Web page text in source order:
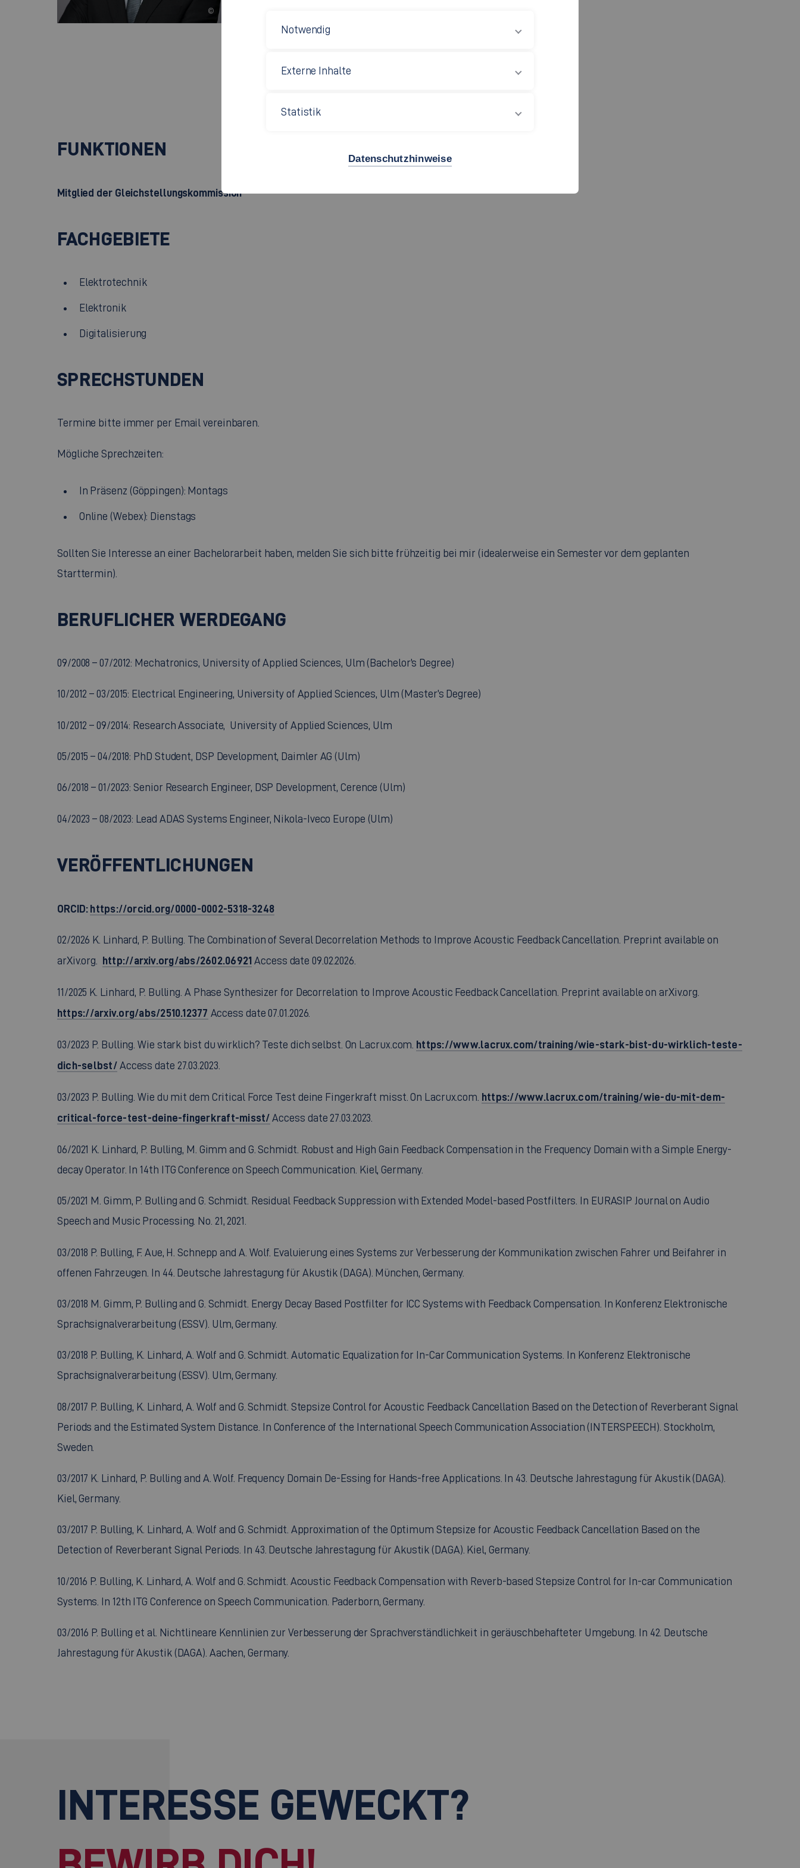
©
+49 7161 679-1247
FUNKTIONEN
Mitglied der Gleichstellungskommission
FACHGEBIETE
Elektrotechnik
Elektronik
Digitalisierung
SPRECHSTUNDEN
Termine bitte immer per Email vereinbaren.
Mögliche Sprechzeiten:
In Präsenz (Göppingen): Montags
Online (Webex): Dienstags
Sollten Sie Interesse an einer Bachelorarbeit haben, melden Sie sich bitte frühzeitig bei mir (idealerweise ein Semester vor dem geplanten
Starttermin).
BERUFLICHER WERDEGANG
09/2008 – 07/2012: Mechatronics, University of Applied Sciences, Ulm (Bachelor’s Degree)
10/2012 – 03/2015: Electrical Engineering, University of Applied Sciences, Ulm (Master’s Degree)
10/2012 – 09/2014: Research Associate, University of Applied Sciences, Ulm
05/2015 – 04/2018: PhD Student, DSP Development, Daimler AG (Ulm)
06/2018 – 01/2023: Senior Research Engineer, DSP Development, Cerence (Ulm)
04/2023 – 08/2023: Lead ADAS Systems Engineer, Nikola-Iveco Europe (Ulm)
VERÖFFENTLICHUNGEN
ORCID: https://orcid.org/0000-0002-5318-3248
02/2026 K. Linhard, P. Bulling. The Combination of Several Decorrelation Methods to Improve Acoustic Feedback Cancellation. Preprint available on
arXiv.org. http://arxiv.org/abs/2602.06921 Access date 09.02.2026.
11/2025 K. Linhard, P. Bulling. A Phase Synthesizer for Decorrelation to Improve Acoustic Feedback Cancellation. Preprint available on arXiv.org.
https://arxiv.org/abs/2510.12377 Access date 07.01.2026.
03/2023 P. Bulling. Wie stark bist du wirklich? Teste dich selbst. On Lacrux.com. https://www.lacrux.com/training/wie-stark-bist-du-wirklich-teste-
dich-selbst/Access date 27.03.2023.
03/2023 P. Bulling. Wie du mit dem Critical Force Test deine Fingerkraft misst. On Lacrux.com. https://www.lacrux.com/training/wie-du-mit-dem-
critical-force-test-deine-fingerkraft-misst/ Access date 27.03.2023.
06/2021 K. Linhard, P. Bulling, M. Gimm and G. Schmidt. Robust and High Gain Feedback Compensation in the Frequency Domain with a Simple Energy-
decay Operator. In 14th ITG Conference on Speech Communication. Kiel, Germany.
05/2021 M. Gimm, P. Bulling and G. Schmidt. Residual Feedback Suppression with Extended Model-based Postfilters. In EURASIP Journal on Audio
Speech and Music Processing. No. 21, 2021.
03/2018 P. Bulling, F. Aue, H. Schnepp and A. Wolf. Evaluierung eines Systems zur Verbesserung der Kommunikation zwischen Fahrer und Beifahrer in
offenen Fahrzeugen. In 44. Deutsche Jahrestagung für Akustik (DAGA). München, Germany.
03/2018 M. Gimm, P. Bulling and G. Schmidt. Energy Decay Based Postfilter for ICC Systems with Feedback Compensation. In Konferenz Elektronische
Sprachsignalverarbeitung (ESSV). Ulm, Germany.
03/2018 P. Bulling, K. Linhard, A. Wolf and G. Schmidt. Automatic Equalization for In-Car Communication Systems. In Konferenz Elektronische
Sprachsignalverarbeitung (ESSV). Ulm, Germany.
08/2017 P. Bulling, K. Linhard, A. Wolf and G. Schmidt. Stepsize Control for Acoustic Feedback Cancellation Based on the Detection of Reverberant Signal
Periods and the Estimated System Distance. In Conference of the International Speech Communication Association (INTERSPEECH). Stockholm,
Sweden.
03/2017 K. Linhard, P. Bulling and A. Wolf. Frequency Domain De-Essing for Hands-free Applications. In 43. Deutsche Jahrestagung für Akustik (DAGA).
Kiel, Germany.
03/2017 P. Bulling, K. Linhard, A. Wolf and G. Schmidt. Approximation of the Optimum Stepsize for Acoustic Feedback Cancellation Based on the
Detection of Reverberant Signal Periods. In 43. Deutsche Jahrestagung für Akustik (DAGA). Kiel, Germany.
10/2016 P. Bulling, K. Linhard, A. Wolf and G. Schmidt. Acoustic Feedback Compensation with Reverb-based Stepsize Control for In-car Communication
Systems. In 12th ITG Conference on Speech Communication. Paderborn, Germany.
03/2016 P. Bulling et al. Nichtlineare Kennlinien zur Verbesserung der Sprachverständlichkeit in geräuschbehafteter Umgebung. In 42. Deutsche
Jahrestagung für Akustik (DAGA). Aachen, Germany.
INTERESSE GEWECKT?
Notwendig
Externe Inhalte
Statistik
Datenschutzhinweise